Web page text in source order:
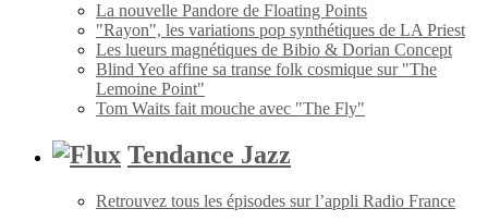
La nouvelle Pandore de Floating Points
"Rayon", les variations pop synthétiques de LA Priest
Les lueurs magnétiques de Bibio & Dorian Concept
Blind Yeo affine sa transe folk cosmique sur "The
Lemoine Point"
Tom Waits fait mouche avec "The Fly"
Tendance Jazz
Retrouvez tous les épisodes sur l’appli Radio France